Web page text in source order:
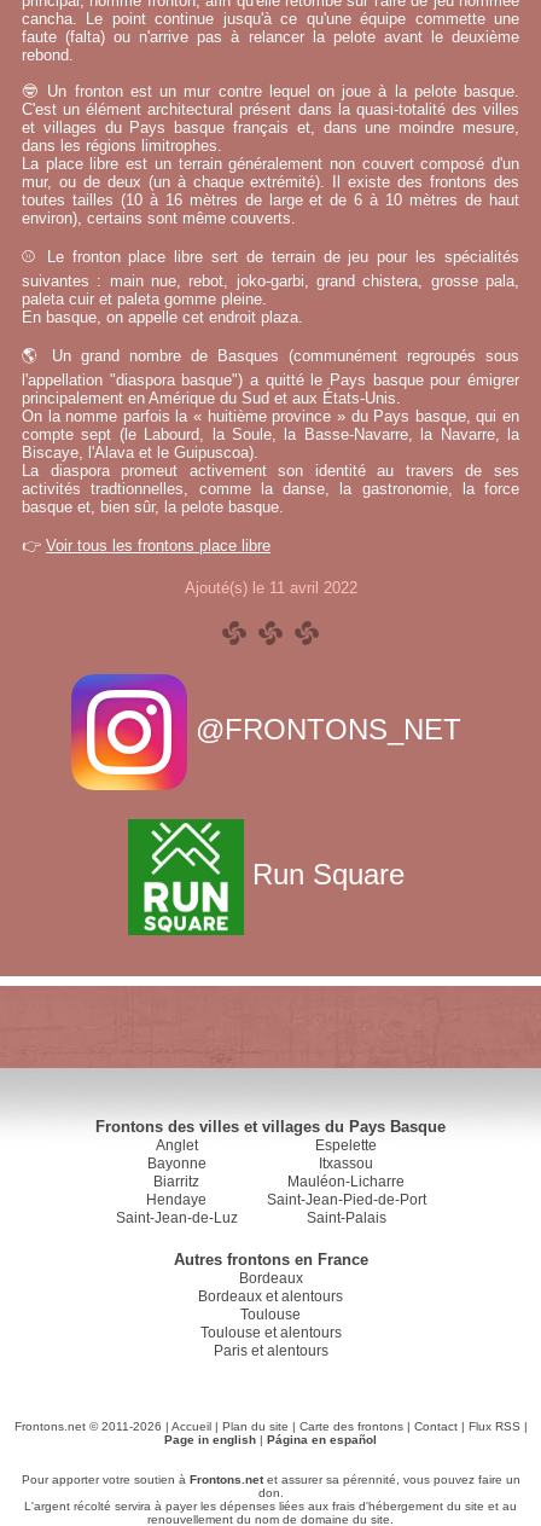
cancha. Le point continue jusqu'à ce qu'une équipe commette une
faute (falta) ou n'arrive pas à relancer la pelote avant le deuxième
rebond.
🤓 Un fronton est un mur contre lequel on joue à la pelote basque.
C'est un élément architectural présent dans la quasi-totalité des villes
et villages du Pays basque français et, dans une moindre mesure,
dans les régions limitrophes.
La place libre est un terrain généralement non couvert composé d'un
mur, ou de deux (un à chaque extrémité). Il existe des frontons des
toutes tailles (10 à 16 mètres de large et de 6 à 10 mètres de haut
environ), certains sont même couverts.
⚾ Le fronton place libre sert de terrain de jeu pour les spécialités
suivantes : main nue, rebot, joko-garbi, grand chistera, grosse pala,
paleta cuir et paleta gomme pleine.
En basque, on appelle cet endroit plaza.
🌎 Un grand nombre de Basques (communément regroupés sous
l'appellation "diaspora basque") a quitté le Pays basque pour émigrer
principalement en Amérique du Sud et aux États-Unis.
On la nomme parfois la « huitième province » du Pays basque, qui en
compte sept (le Labourd, la Soule, la Basse-Navarre, la Navarre, la
Biscaye, l'Alava et le Guipuscoa).
La diaspora promeut activement son identité au travers de ses
activités tradtionnelles, comme la danse, la gastronomie, la force
basque et, bien sûr, la pelote basque.
👉 Voir tous les frontons place libre
Ajouté(s) le 11 avril 2022
@FRONTONS_NET
Run Square
Frontons des villes et villages du Pays Basque
Anglet
Bayonne
Biarritz
Hendaye
Saint-Jean-de-Luz
Espelette
Itxassou
Mauléon-Licharre
Saint-Jean-Pied-de-Port
Saint-Palais
Autres frontons en France
Bordeaux
Bordeaux et alentours
Toulouse
Toulouse et alentours
Paris et alentours
Frontons.net © 2011-2026 | Accueil| Plan du site | Carte des frontons| Contact| Flux RSS |
Page in english | Página en español
Pour apporter votre soutien à Frontons.netet assurer sa pérennité, vous pouvez faire un
don.
L'argent récolté servira à payer les dépenses liées aux frais d'hébergement du site et au
renouvellement du nom de domaine du site.